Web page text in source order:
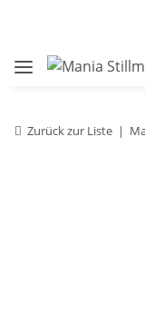
Zurück zur Liste